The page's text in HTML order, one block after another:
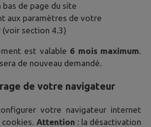
bas de page du site
aux paramètres de votre
(voir section 4.3)
est valable 6 mois maximum
de nouveau demandé.
de votre navigateur
votre navigateur internet
Attention : la désactivation